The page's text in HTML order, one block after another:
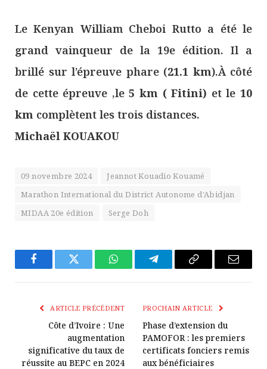
Le Kenyan William Cheboi Rutto a été le
grand vainqueur de la 19e édition. Il a
brillé sur l’épreuve phare (21.1 km).À côté
de cette épreuve ,le5 km ( Fitini) et le10
km complètent les trois distances.
Michaël KOUAKOU
09 novembre 2024
Jeannot Kouadio Kouamé
Marathon International du District Autonome d'Abidjan
MIDAA 20e édition
Serge Doh
FacebookTwitter WhatsAppTélégrammeCopier
Lien
E-
ARTICLE PRÉCÉDENT
Côte d’Ivoire : Une
augmentation
significative du taux de
réussite au BEPC en 2024
PROCHAIN ARTICLE
Phase d’extension du
PAMOFOR : les premiers
certificats fonciers remis
aux bénéficiaires